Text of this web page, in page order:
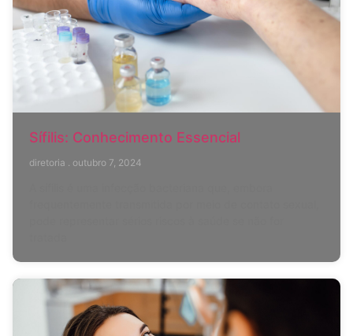
Sífilis: Conhecimento Essencial
diretoria outubro 7, 2024